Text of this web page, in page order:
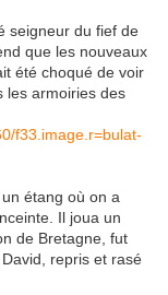
seigneur du fief de
que les nouveaux
été choqué de voir
les armoiries des
f33.image.r=bulat-
étang où on a
Il joua un
de Bretagne, fut
repris et rasé